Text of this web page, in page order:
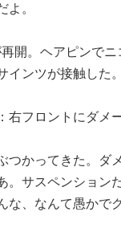
よ。
開。ヘアピンで
インツが接触した。
右フロントにダメ
つかってきた。ダ
。サスペンション
な、なんて愚かで